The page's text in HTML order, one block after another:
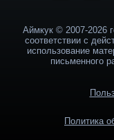
Аймкук © 2007-2026
соответствии с
использование
письменного
Политика